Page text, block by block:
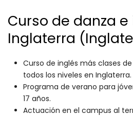
Curso de danza
Inglaterra
Curso de inglés más clases
todos los niveles en Inglaterra.
Programa de verano para
17 años.
Actuación en el campus al